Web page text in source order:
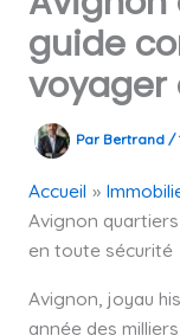
guide
voyager
Par Bertrand /
Accueil
Avignon
en toute sécurité
Avignon, joyau
année des